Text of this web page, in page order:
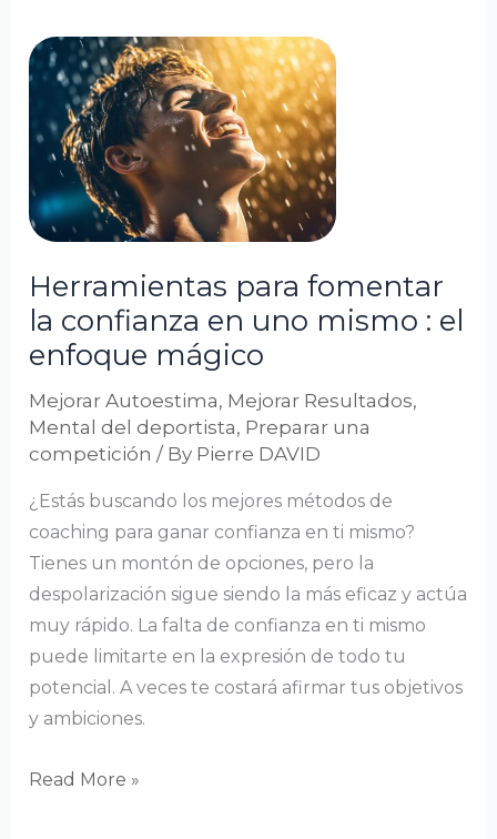
Herramientas para fomentar
la confianza en uno mismo : el
enfoque mágico
Mejorar Autoestima, Mejorar Resultados,
Mental del deportista, Preparar una
competición / By Pierre DAVID
¿Estás buscando los mejores métodos de
coaching para ganar confianza en ti mismo?
Tienes un montón de opciones, pero la
despolarización sigue siendo la más eficaz y actúa
muy rápido. La falta de confianza en ti mismo
puede limitarte en la expresión de todo tu
potencial. A veces te costará afirmar tus objetivos
y ambiciones.
Herramientas
para
fomentar
la
confianza
en
uno
el
enfoque
Read More »